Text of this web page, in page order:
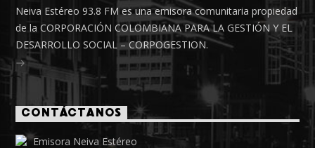
Neiva Estéreo 93.8 FM es una emisora comunitaria propiedad
de la CORPORACIÓN COLOMBIANA PARA LA GESTIÓN Y EL
DESARROLLO SOCIAL – CORPOGESTION.
CONTÁCTANOS
Emisora Neiva Estéreo